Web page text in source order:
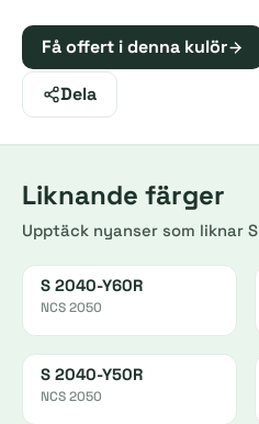
Få offert i denna kulör
Dela
Liknande färger
Upptäck nyanser som liknar
S 2040-Y60R
NCS 2050
S 2040-Y50R
NCS 2050